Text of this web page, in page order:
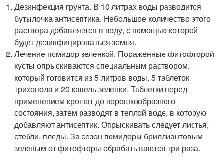
Дезинфекция грунта. В 10 литрах воды разводится
бутылочка антисептика. Небольшое количество этого
раствора добавляется в воду, с помощью которой
будет дезинфицироваться земля.
Лечение помидор зеленкой. Пораженные фитофторой
кусты опрыскиваются специальным раствором,
который готовится из 5 литров воды, 5 таблеток
трихопола и 20 капель зеленки. Таблетки перед
применением крошат до порошкообразного
состояния, затем разводят в теплой воде, в которую
добавляют антисептик. Опрыскивать следует листья,
стебли, плоды. За сезон помидоры бриллиантовым
зеленым от фитофторы обрабатываются три раза.